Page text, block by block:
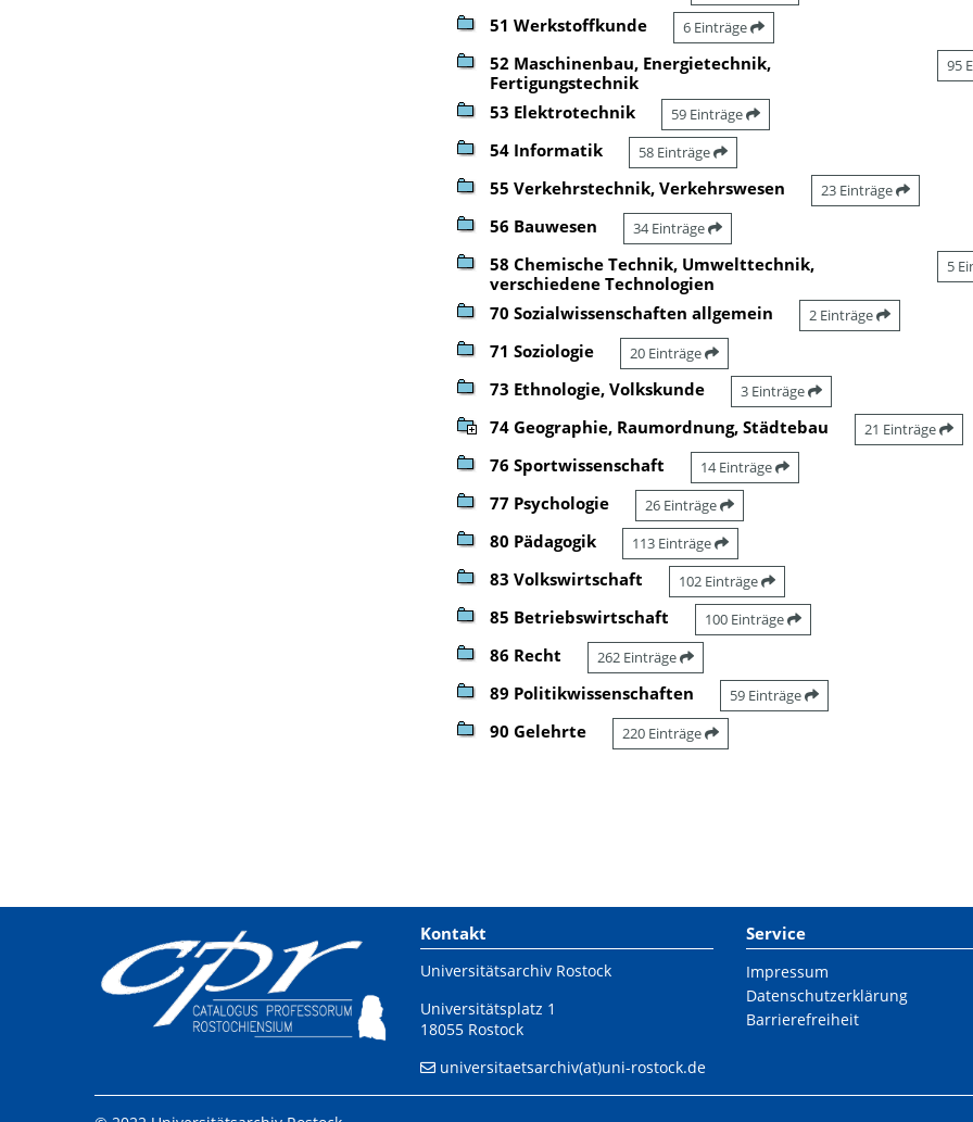
51 Werkstoffkunde 6 Einträge
52 Maschinenbau, Energietechnik,
Fertigungstechnik
95
53 Elektrotechnik 59 Einträge
54 Informatik 58 Einträge
55 Verkehrstechnik, Verkehrswesen 23 Einträge
56 Bauwesen 34 Einträge
58 Chemische Technik, Umwelttechnik,
verschiedene Technologien
5
70 Sozialwissenschaften allgemein 2 Einträge
71 Soziologie 20 Einträge
73 Ethnologie, Volkskunde 3 Einträge
74 Geographie, Raumordnung, Städtebau 21 Einträge
76 Sportwissenschaft 14 Einträge
77 Psychologie 26 Einträge
80 Pädagogik 113 Einträge
83 Volkswirtschaft 102 Einträge
85 Betriebswirtschaft 100 Einträge
86 Recht 262 Einträge
89 Politikwissenschaften 59 Einträge
90 Gelehrte 220 Einträge
Kontakt
Universitätsarchiv Rostock
Universitätsplatz 1
18055 Rostock
universitaetsarchiv(at)uni-rostock.de
Service
Impressum
Datenschutzerklärung
Barrierefreiheit